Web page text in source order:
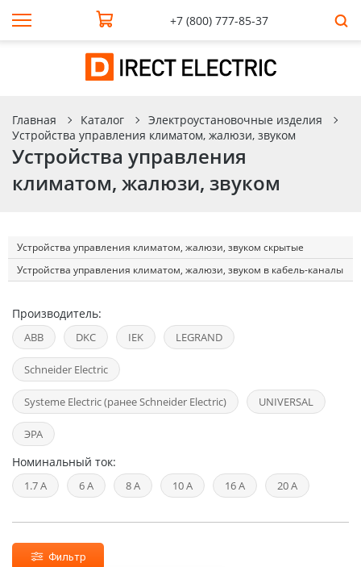
+7 (800) 777-85-37
Главная Каталог
Электроустановочные изделия
Устройства управления климатом, жалюзи, звуком
Устройства управления
климатом, жалюзи, звуком
Устройства управления климатом, жалюзи, звуком скрытые
Устройства управления климатом, жалюзи, звуком в кабель-каналы
Производитель:
ABB DKC IEK LEGRAND
Schneider Electric
Systeme Electric (ранее Schneider Electric) UNIVERSAL
ЭРА
Номинальный ток:
1.7 А 6 А 8 А 10 А 16 А 20 А
Фильтр